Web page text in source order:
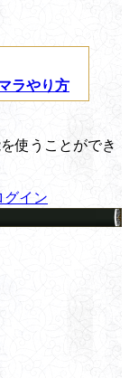
ラやり方
使うことができ
グイン